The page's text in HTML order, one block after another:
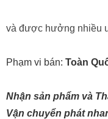
và được hưởng nhiều
Phạm vi bán: Toàn
Nhận sản phẩm và
Vận chuyển phát